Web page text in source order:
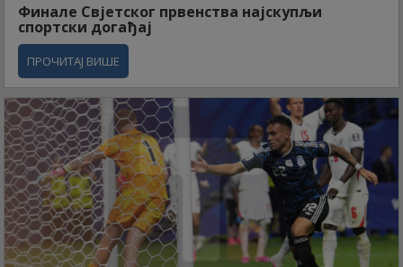
Финале Свјетског првенства најскупљи
спортски догађај
ПРОЧИТАЈ ВИШЕ